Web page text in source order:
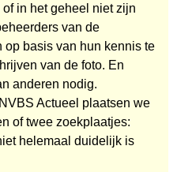
in het geheel niet zijn
van de
op basis van hun kennis te
van de foto. En
anderen nodig.
Actueel plaatsen we
of twee zoekplaatjes:
helemaal duidelijk is